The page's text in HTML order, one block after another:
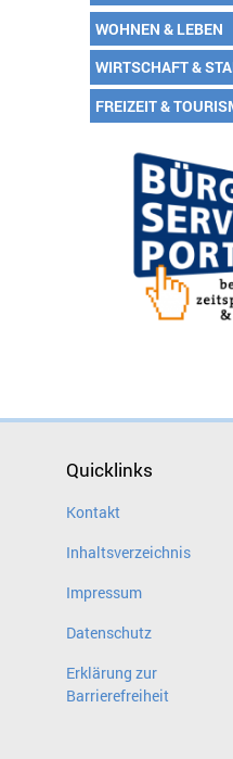
WOHNEN & LEBEN
WIRTSCHAFT &
FREIZEIT &
Quicklinks
Kontakt
Inhaltsverzeichnis
Impressum
Datenschutz
Erklärung zur
Barrierefreiheit